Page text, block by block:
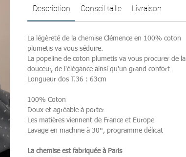
Description Conseil taille Livraison
La légèreté de la chemise Clémence en 100% coton
plumetis va vous séduire.
La popeline de coton plumetis va vous procurer de la
douceur, de l'élégance ainsi qu'un grand confort
Longueur dos T.36 : 63cm
100% Coton
Doux et agréable à porter
Les matières viennent de France et Europe
Lavage en machine à 30°, programme délicat
La chemise est fabriquée à Paris